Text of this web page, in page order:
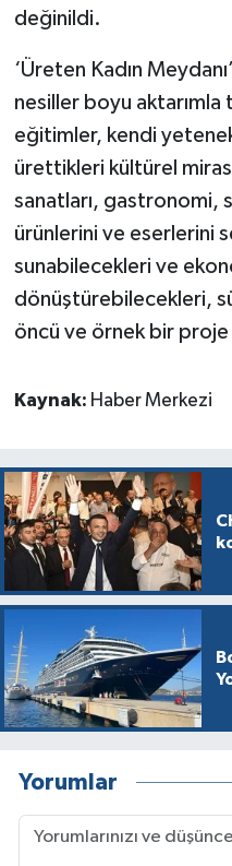
değinildi.
‘Üreten Kadın
nesiller boyu aktarımla
eğitimler, kendi
ürettikleri kültürel miras
sanatları, gastronomi,
ürünlerini ve eserlerini
sunabilecekleri ve
dönüştürebilecekleri,
öncü ve örnek bir proje
Kaynak: Haber Merkezi
Yorumlar